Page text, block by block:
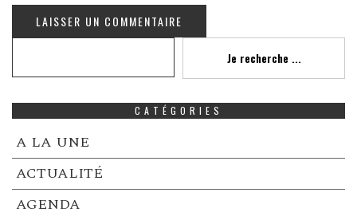
Je recherche ...
CATÉGORIES
A LA UNE
ACTUALITÉ
AGENDA